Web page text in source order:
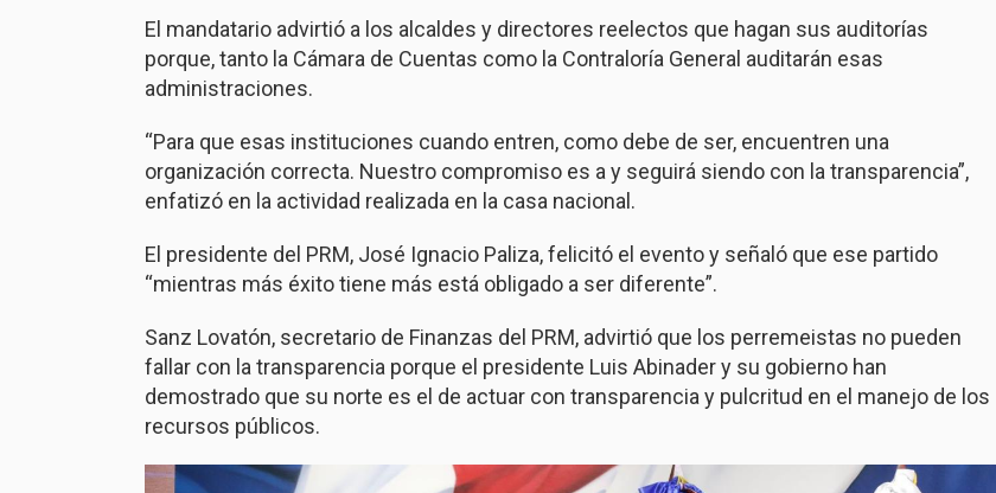
El mandatario advirtió a los alcaldes y directores reelectos que hagan sus auditorías
porque, tanto la Cámara de Cuentas como la Contraloría General auditarán esas
administraciones.
“Para que esas instituciones cuando entren, como debe de ser, encuentren una
organización correcta. Nuestro compromiso es a y seguirá siendo con la transparencia”,
enfatizó en la actividad realizada en la casa nacional.
El presidente del PRM, José Ignacio Paliza, felicitó el evento y señaló que ese partido
“mientras más éxito tiene más está obligado a ser diferente”.
Sanz Lovatón, secretario de Finanzas del PRM, advirtió que los perremeistas no pueden
fallar con la transparencia porque el presidente Luis Abinader y su gobierno han
demostrado que su norte es el de actuar con transparencia y pulcritud en el manejo de los
recursos públicos.